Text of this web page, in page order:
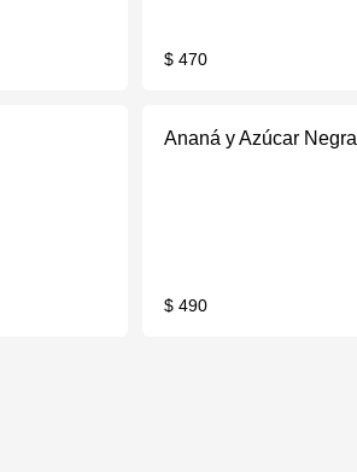
$ 470
Ananá y Azúcar Negra
$ 490